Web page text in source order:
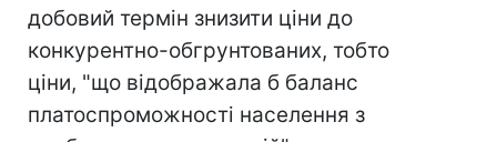
добовий термін знизити ціни до
конкурентно-обгрунтованих, тобто
ціни, "що відображала б баланс
платоспроможності населення з